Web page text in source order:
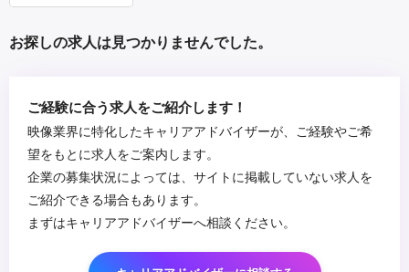
お探しの求人は見つかりませんでした。
ご経験に合う求人をご紹介します！
映像業界に特化したキャリアアドバイザーが、ご経験やご希
望をもとに求人をご案内します。
企業の募集状況によっては、サイトに掲載していない求人を
ご紹介できる場合もあります。
まずはキャリアアドバイザーへ相談ください。